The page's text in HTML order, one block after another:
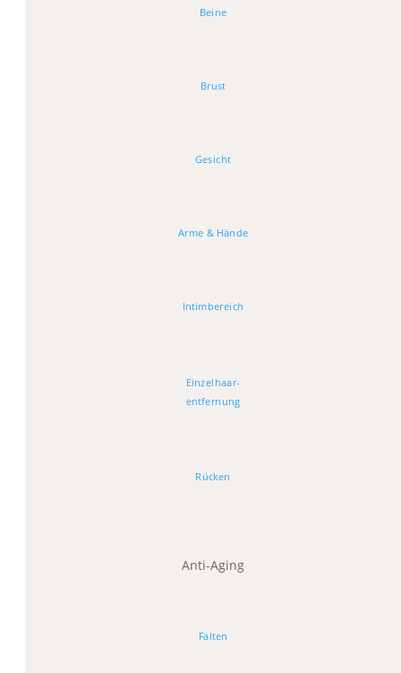
Beine
Brust
Gesicht
Arme & Hände
Intimbereich
Einzelhaar-
entfernung
Rücken
Anti-Aging
Falten